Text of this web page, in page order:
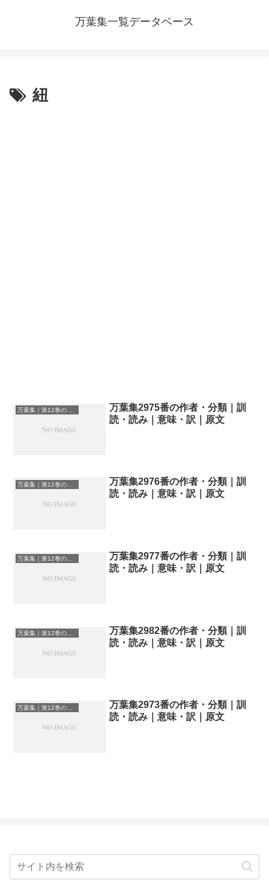
万葉集一覧データベース
紐
万葉集｜第12巻の和歌一覧
万葉集2975番の作者・分類｜訓
読・読み｜意味・訳｜原文
万葉集｜第12巻の和歌一覧
万葉集2976番の作者・分類｜訓
読・読み｜意味・訳｜原文
万葉集｜第12巻の和歌一覧
万葉集2977番の作者・分類｜訓
読・読み｜意味・訳｜原文
万葉集｜第12巻の和歌一覧
万葉集2982番の作者・分類｜訓
読・読み｜意味・訳｜原文
万葉集｜第12巻の和歌一覧
万葉集2973番の作者・分類｜訓
読・読み｜意味・訳｜原文